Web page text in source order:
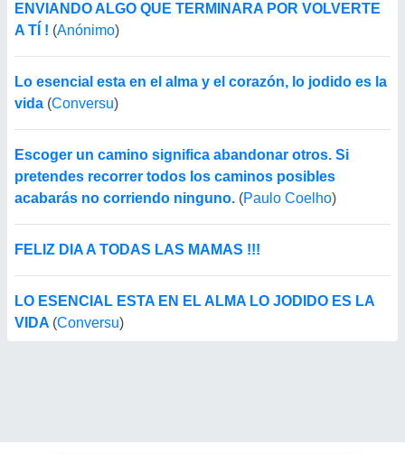
ENVIANDO ALGO QUE TERMINARA POR VOLVERTE
A TÍ ! (Anónimo)
Lo esencial esta en el alma y el corazón, lo jodido es la
vida (Conversu)
Escoger un camino significa abandonar otros. Si
pretendes recorrer todos los caminos posibles
acabarás no corriendo ninguno. (Paulo Coelho)
FELIZ DIA A TODAS LAS MAMAS !!!
LO ESENCIAL ESTA EN EL ALMA LO JODIDO ES LA
VIDA (Conversu)